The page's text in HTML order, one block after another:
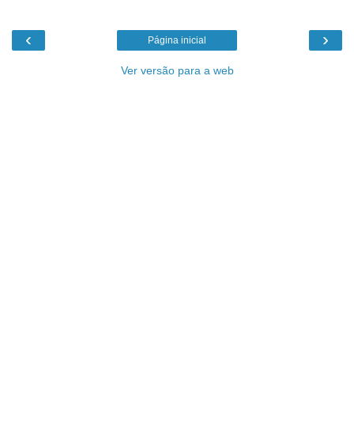
‹ ›
Página inicial
Ver versão para a web